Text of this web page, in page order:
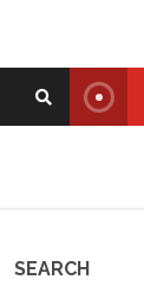
SEARCH